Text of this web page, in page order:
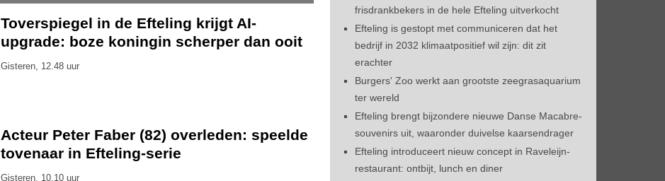
Toverspiegel in de Efteling krijgt AI-
upgrade: boze koningin scherper dan ooit
Gisteren, 12.48 uur
Acteur Peter Faber (82) overleden: speelde
tovenaar in Efteling-serie
Gisteren, 10.10 uur
frisdrankbekers in de hele Efteling uitverkocht
Efteling is gestopt met communiceren dat het
bedrijf in 2032 klimaatpositief wil zijn: dit zit
erachter
Burgers' Zoo werkt aan grootste zeegrasaquarium
ter wereld
Efteling brengt bijzondere nieuwe Danse Macabre-
souvenirs uit, waaronder duivelse kaarsendrager
Efteling introduceert nieuw concept in Raveleijn-
restaurant: ontbijt, lunch en diner